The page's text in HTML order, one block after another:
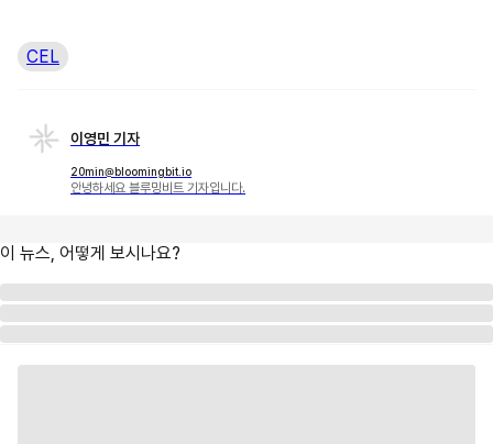
CEL
이영민 기자
20min@bloomingbit.io
안녕하세요 블루밍비트 기자입니다.
이 뉴스, 어떻게 보시나요?